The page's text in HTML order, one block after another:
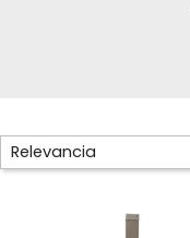
Relevancia